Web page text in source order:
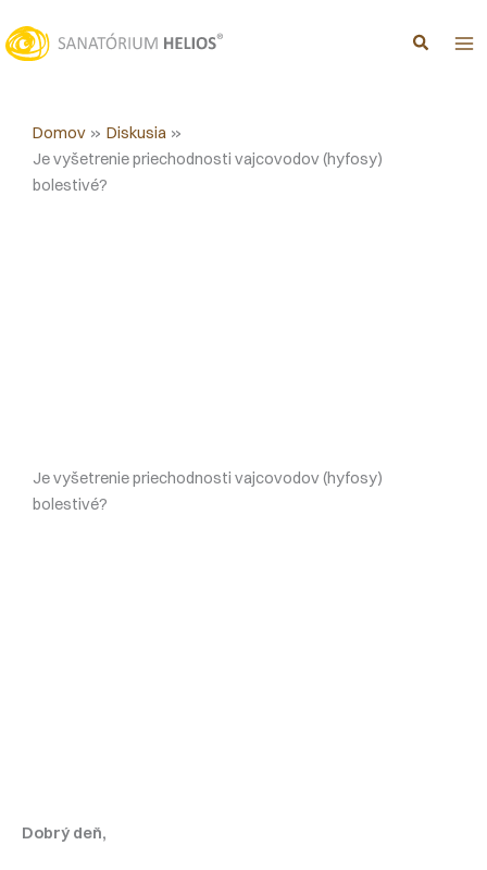
na
obsah
Domov
Diskusia
Je vyšetrenie priechodnosti vajcovodov (hyfosy)
bolestivé?
Je vyšetrenie priechodnosti vajcovodov (hyfosy)
bolestivé?
Dobrý deň,